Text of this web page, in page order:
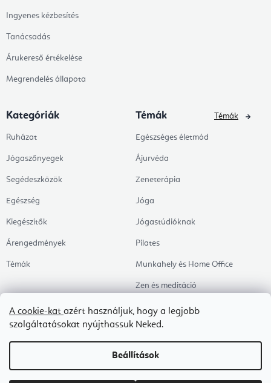
A cookie-kat azért használjuk, hogy a legjobb
szolgáltatásokat nyújthassuk Neked.
Beállítások
Ingyenes kézbesítés
Tanácsadás
Árukereső értékelése
Megrendelés állapota
Kategóriák
Ruházat
Jógaszőnyegek
Segédeszközök
Egészség
Kiegészítők
Árengedmények
Témák
Témák
Egészséges életmód
Ájurvéda
Zeneterápia
Jóga
Jógastúdióknak
Pilates
Munkahely és Home Office
Zen és meditáció
Aromaterápia
Egészséges alvás
Kedvenceink
Témák
Copyright 2026Flexity. Minden jog fenntartva.Süti beállítások szerkesztése